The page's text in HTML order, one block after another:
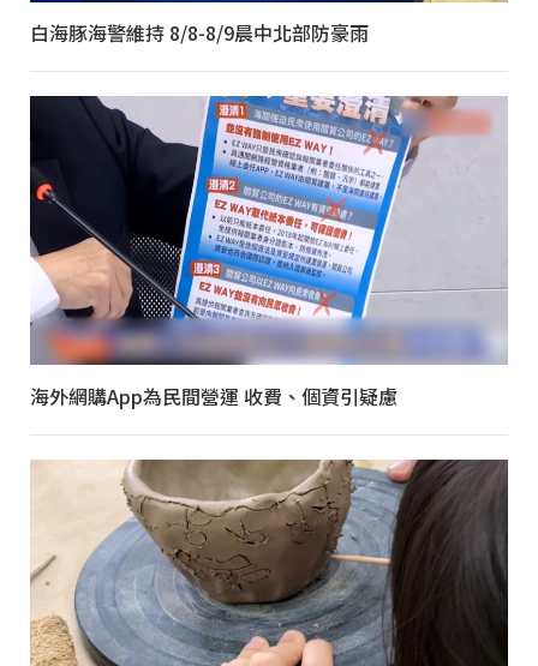
白海豚海警維持 8/8-8/9晨中北部防豪雨
海外網購App為民間營運 收費、個資引疑慮